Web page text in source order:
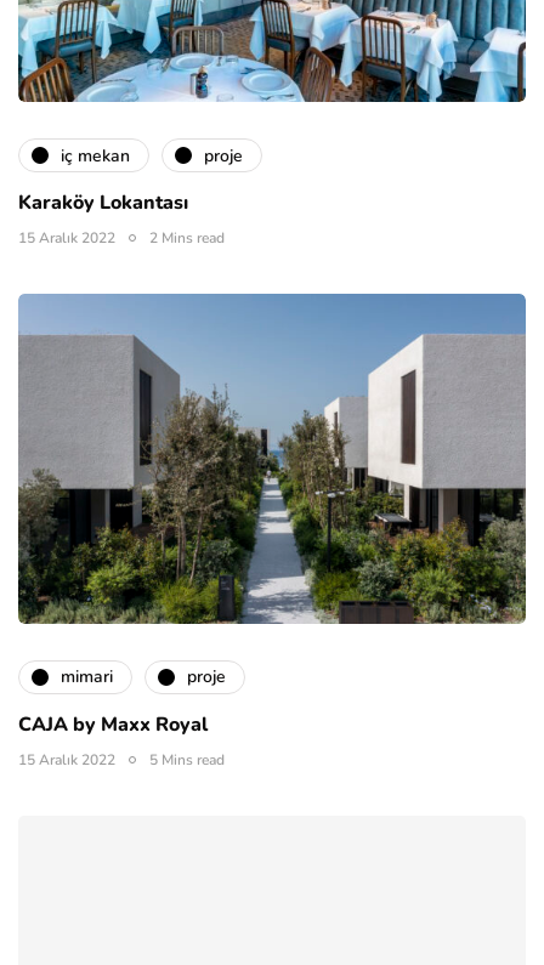
i̇ç mekan proje
Karaköy Lokantası
15 Aralık 2022 2 Mins read
mimari proje
CAJA by Maxx Royal
15 Aralık 2022 5 Mins read